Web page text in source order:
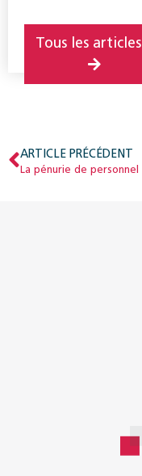
Tous les articles
ARTICLE PRÉCÉDENT